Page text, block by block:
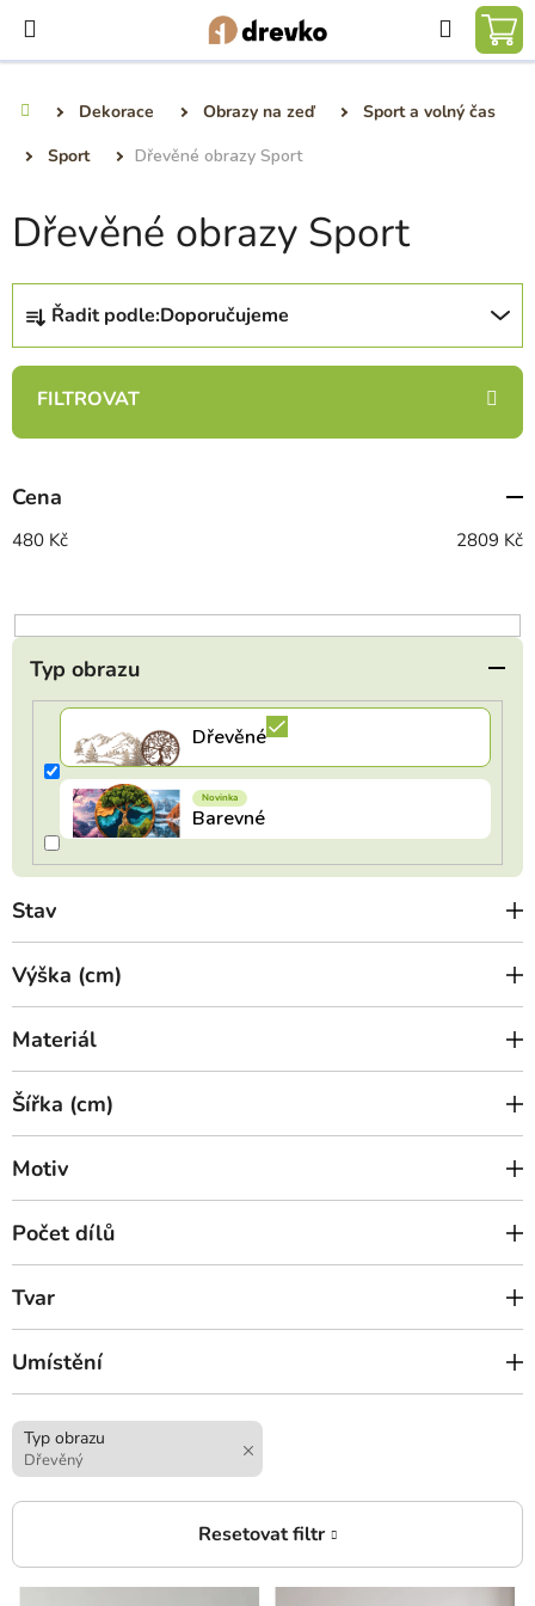
obsah
Hledat
Dekorace Obrazy na zeď
Sport a volný čas
Sport
Dřevěné obrazy Sport
Dřevěné obrazy Sport
Ř
z
n
p
r
o
u
k
Řadit podle:Doporučujeme
Cena
480 Kč 2809 Kč
Typ obrazu
Stav
Výška (cm)
Materiál
Šířka (cm)
Motiv
Počet dílů
Tvar
Umístění
Typ obrazu
Dřevěný
V